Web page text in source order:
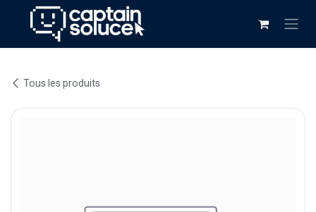
Se rendre au contenu
Tous les produits